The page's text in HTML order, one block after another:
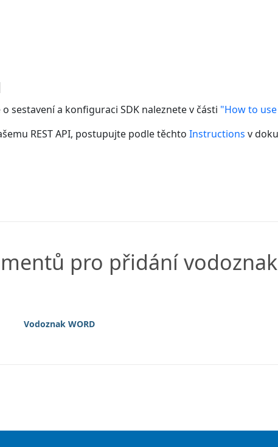
sestavení a konfiguraci SDK naleznete v části "How to
REST API, postupujte podle těchto Instructions v
pro přidání
Vodoznak WORD